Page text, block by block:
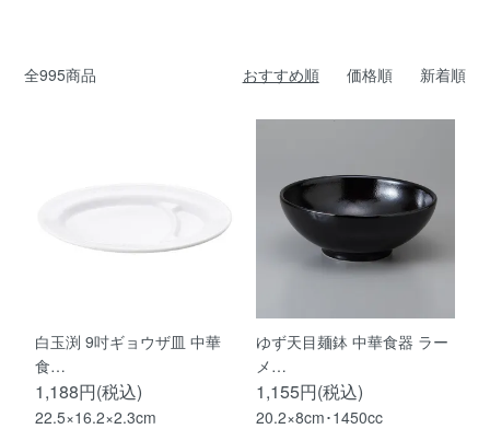
全995商品 おすすめ順 価格順 新着順
白玉渕 9吋ギョウザ皿 中華
食…
1,188円(税込)
22.5×16.2×2.3cm
ゆず天目麺鉢 中華食器 ラー
メ…
1,155円(税込)
20.2×8cm･1450cc